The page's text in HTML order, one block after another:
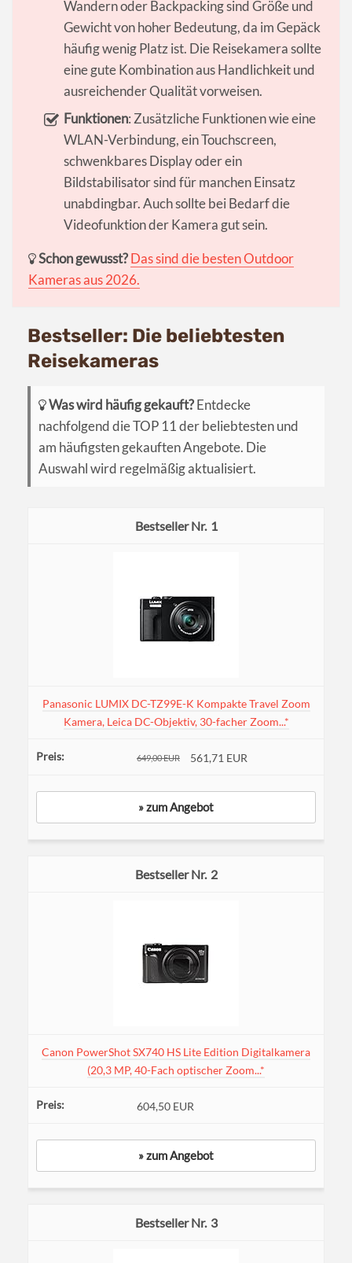
Wandern oder Backpacking sind Größe und
Gewicht von hoher Bedeutung, da im Gepäck
häufig wenig Platz ist. Die Reisekamera sollte
eine gute Kombination aus Handlichkeit und
ausreichender Qualität vorweisen.
Funktionen: Zusätzliche Funktionen wie eine
WLAN-Verbindung, ein Touchscreen,
schwenkbares Display oder ein
Bildstabilisator sind für manchen Einsatz
unabdingbar. Auch sollte bei Bedarf die
Videofunktion der Kamera gut sein.
Schon gewusst?Das sind die besten Outdoor
Kameras aus 2026.
Bestseller: Die beliebtesten
Reisekameras
Was wird häufig gekauft?Entdecke
nachfolgend die TOP 11 der beliebtesten und
am häufigsten gekauften Angebote. Die
Auswahl wird regelmäßig aktualisiert.
1
Panasonic LUMIX DC-TZ99E-K Kompakte Travel Zoom
Kamera, Leica DC-Objektiv, 30-facher Zoom...*
649,00 EUR 561,71 EUR
» zum Angebot
2
Canon PowerShot SX740 HS Lite Edition Digitalkamera
(20,3 MP, 40-Fach optischer Zoom...*
604,50 EUR
» zum Angebot
3